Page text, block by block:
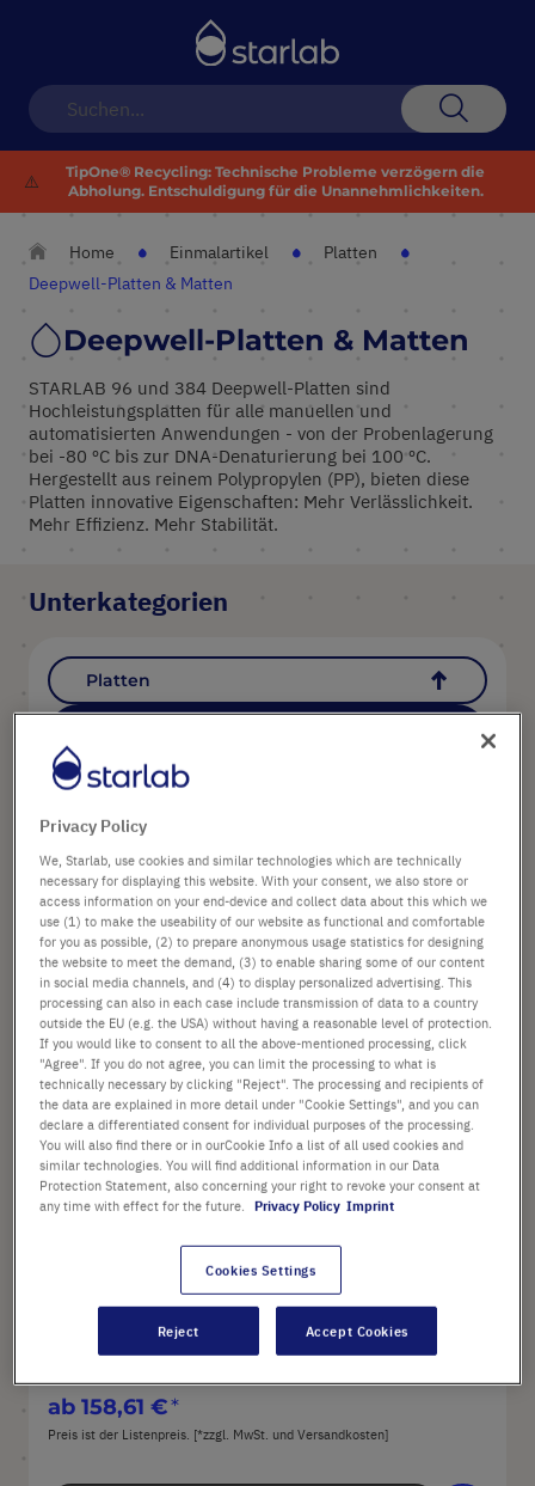
⚠️
TipOne® Recycling: Technische Probleme verzögern die
Abholung. Entschuldigung für die Unannehmlichkeiten.
Home Einmalartikel
Platten
Deepwell-Platten & Matten
Deepwell-Platten & Matten
STARLAB 96 und 384 Deepwell-Platten sind
Hochleistungsplatten für alle manuellen und
automatisierten Anwendungen - von der Probenlagerung
bei -80 ºC bis zur DNA-Denaturierung bei 100 ºC.
Hergestellt aus reinem Polypropylen (PP), bieten diese
Platten innovative Eigenschaften: Mehr Verlässlichkeit.
Mehr Effizienz. Mehr Stabilität.
3Artikel
PlateOne® Deepwell-Platten
Optionen verfügbar
Material: Polypropylen
Autoklavierbar: Ja
ab 158,61 €
Preis ist der Listenpreis. [*zzgl. MwSt. und Versandkosten]
Unterkategorien
Platten
Privacy Policy
We, Starlab, use cookies and similar technologies which are technically
necessary for displaying this website. With your consent, we also store or
access information on your end-device and collect data about this which we
use (1) to make the useability of our website as functional and comfortable
for you as possible, (2) to prepare anonymous usage statistics for designing
the website to meet the demand, (3) to enable sharing some of our content
in social media channels, and (4) to display personalized advertising. This
processing can also in each case include transmission of data to a country
outside the EU (e.g. the USA) without having a reasonable level of protection.
If you would like to consent to all the above-mentioned processing, click
"Agree". If you do not agree, you can limit the processing to what is
technically necessary by clicking "Reject". The processing and recipients of
the data are explained in more detail under "Cookie Settings", and you can
declare a differentiated consent for individual purposes of the processing.
You will also find there or in ourCookie Info a list of all used cookies and
similar technologies. You will find additional information in our Data
Protection Statement, also concerning your right to revoke your consent at
any time with effect for the future.
Privacy Policy Imprint
Cookies Settings
Reject Accept Cookies